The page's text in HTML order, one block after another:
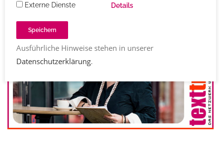
Externe Dienste Details
Speichern
Ausführliche Hinweise stehen in unserer
Datenschutzerklärung.